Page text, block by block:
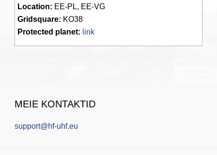
Location: EE-PL, EE-VG
Gridsquare: KO38
Protected planet: link
MEIE KONTAKTID
support@hf-uhf.eu